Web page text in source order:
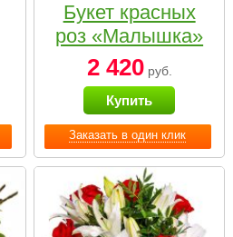
Заказать в один клик
Букет красных
роз «Малышка»
2 420руб.
Купить